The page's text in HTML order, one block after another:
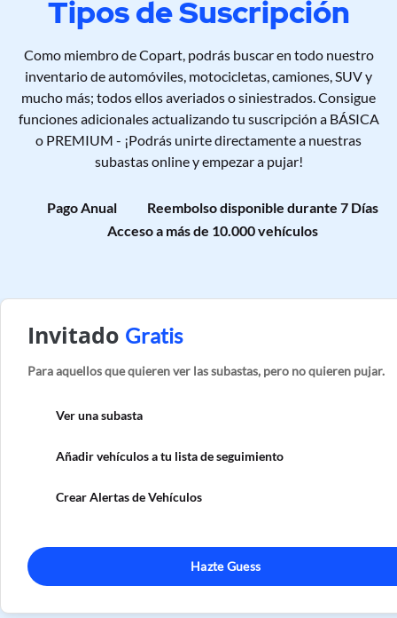
Tipos de Suscripción
Como miembro de Copart, podrás buscar en todo nuestro
inventario de automóviles, motocicletas, camiones, SUV y
mucho más; todos ellos averiados o siniestrados. Consigue
funciones adicionales actualizando tu suscripción a BÁSICA
o PREMIUM - ¡Podrás unirte directamente a nuestras
subastas online y empezar a pujar!
Pago Anual
Reembolso disponible durante 7 Días
Acceso a más de 10.000 vehículos
Invitado Gratis
Para aquellos que quieren ver las subastas, pero no quieren pujar.
Ver una subasta
Añadir vehículos a tu lista de seguimiento
Crear Alertas de Vehículos
Hazte Guess